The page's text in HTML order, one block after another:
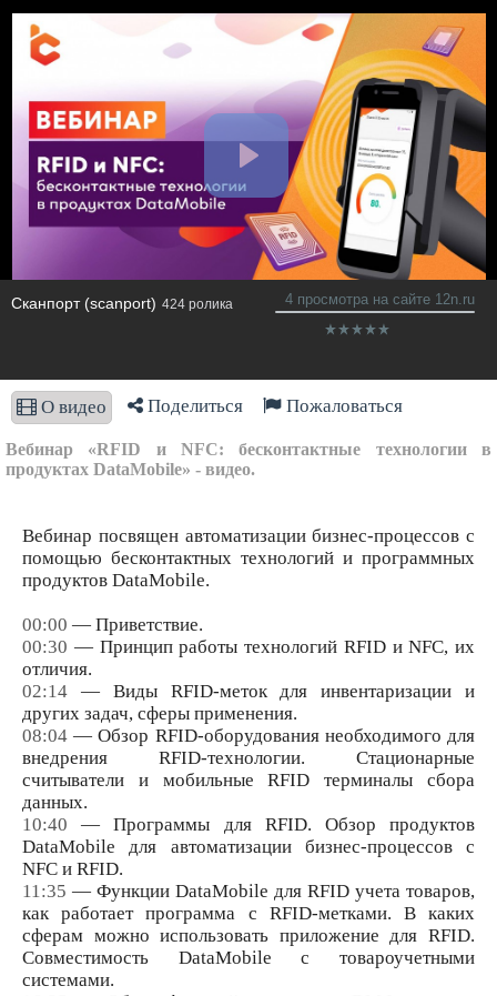
Сканпорт (scanport) 424 ролика 4 просмотра на сайте 12n.ru
О видео Поделиться Пожаловаться
Вебинар «RFID и NFC: бесконтактные технологии в
продуктах DataMobile» - видео.
Вебинар посвящен автоматизации бизнес-процессов с
помощью бесконтактных технологий и программных
продуктов DataMobile.
00:00 — Приветствие.
00:30 — Принцип работы технологий RFID и NFC, их
отличия.
02:14 — Виды RFID-меток для инвентаризации и
других задач, сферы применения.
08:04 — Обзор RFID-оборудования необходимого для
внедрения RFID-технологии. Стационарные
считыватели и мобильные RFID терминалы сбора
данных.
10:40 — Программы для RFID. Обзор продуктов
DataMobile для автоматизации бизнес-процессов с
NFC и RFID.
11:35 — Функции DataMobile для RFID учета товаров,
как работает программа с RFID-метками. В каких
сферам можно использовать приложение для RFID.
Совместимость DataMobile с товароучетными
системами.